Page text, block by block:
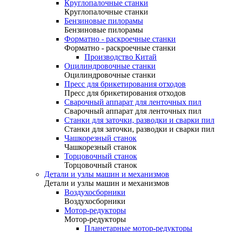
Круглопалочные станки
Круглопалочные станки
Бензиновые пилорамы
Бензиновые пилорамы
Форматно - раскроечные станки
Форматно - раскроечные станки
Производство Китай
Оцилиндровочные станки
Оцилиндровочные станки
Пресс для брикетирования отходов
Пресс для брикетирования отходов
Сварочный аппарат для ленточных пил
Сварочный аппарат для ленточных пил
Станки для заточки, разводки и сварки пил
Станки для заточки, разводки и сварки пил
Чашкорезный станок
Чашкорезный станок
Торцовочный станок
Торцовочный станок
Детали и узлы машин и механизмов
Детали и узлы машин и механизмов
Воздухосборники
Воздухосборники
Мотор-редукторы
Мотор-редукторы
Планетарные мотор-редукторы